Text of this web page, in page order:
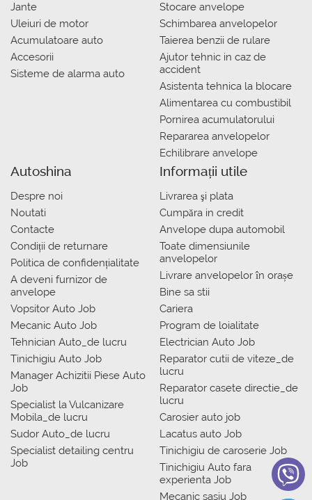
Jante
Uleiuri de motor
Acumulatoare auto
Accesorii
Sisteme de alarma auto
Stocare anvelope
Schimbarea anvelopelor
Taierea benzii de rulare
Ajutor tehnic in caz de
accident
Asistenta tehnica la blocare
Alimentarea cu combustibil
Pornirea acumulatorului
Repararea anvelopelor
Echilibrare anvelope
Autoshina
Despre noi
Noutati
Contacte
Condiții de returnare
Politica de confidențialitate
A deveni furnizor de
anvelope
Vopsitor Auto Job
Mecanic Auto Job
Tehnician Auto_de lucru
Tinichigiu Auto Job
Manager Achizitii Piese Auto
Job
Specialist la Vulcanizare
Mobila_de lucru
Sudor Auto_de lucru
Specialist detailing centru
Job
Informații utile
Livrarea şi plata
Сumpăra in credit
Anvelope dupa automobil
Toate dimensiunile
anvelopelor
Livrare anvelopelor în orașe
Bine sa stii
Cariera
Program de loialitate
Electrician Auto Job
Reparator cutii de viteze_de
lucru
Reparator casete directie_de
lucru
Carosier auto job
Lacatus auto Job
Tinichigiu de caroserie Job
Tinichigiu Auto fara
experienta Job
Mecanic sasiu Job